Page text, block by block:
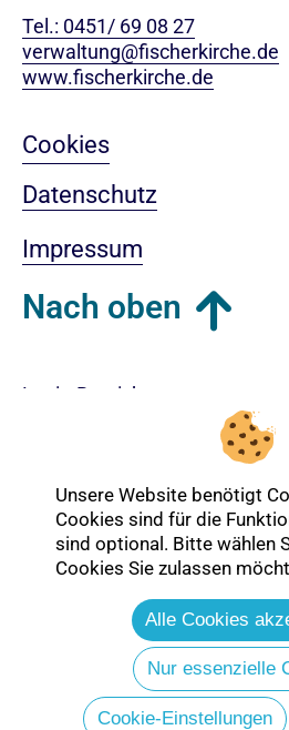
Tel.: 0451/ 69 08 27
verwaltung@fischerkirche.de
www.fischerkirche.de
Cookies
Datenschutz
Impressum
Nach oben
Login-Bereich
Entdecken Sie
Unsere Website benötigt
Cookies sind für die
sind optional. Bitte wählen
Cookies Sie zulassen
Alle Cookies
Nur essenzielle
Cookie-Einstellungen